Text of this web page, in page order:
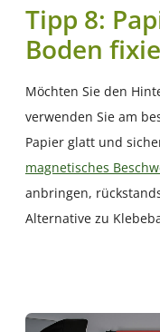
Tipp 8:
Boden
Möchten Sie den
verwenden Sie am
Papier glatt und
magnetisches
anbringen,
Alternative zu